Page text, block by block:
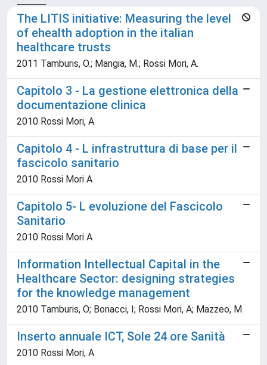
The LITIS initiative: Measuring the level
of ehealth adoption in the italian
healthcare trusts
2011 Tamburis, O.; Mangia, M.; Rossi Mori, A.
Capitolo 3 - La gestione elettronica della
documentazione clinica
2010 Rossi Mori, A
Capitolo 4 - L infrastruttura di base per il
fascicolo sanitario
2010 Rossi Mori A
Capitolo 5- L evoluzione del Fascicolo
Sanitario
2010 Rossi Mori A
Information Intellectual Capital in the
Healthcare Sector: designing strategies
for the knowledge management
2010 Tamburis, O; Bonacci, I; Rossi Mori, A; Mazzeo, M
Inserto annuale ICT, Sole 24 ore Sanità
2010 Rossi Mori, A